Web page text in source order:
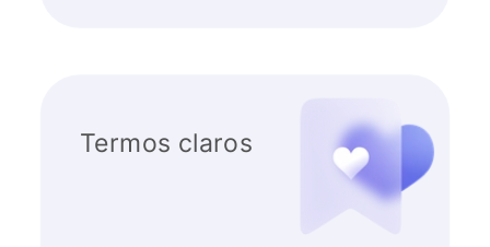
Termos claros